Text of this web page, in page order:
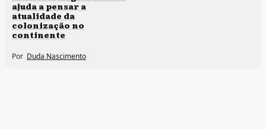
ajuda a pensar a
atualidade da
colonização no
continente
Por Duda Nascimento